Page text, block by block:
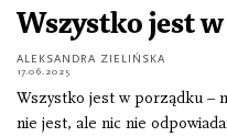
Wszystko jest
ALEKSANDRA ZIELIŃSKA
17.06.2025
Wszystko jest w porządku –
nie jest, ale nic nie